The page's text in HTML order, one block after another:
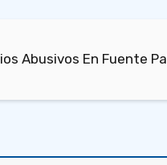
Abusivos En Fuente